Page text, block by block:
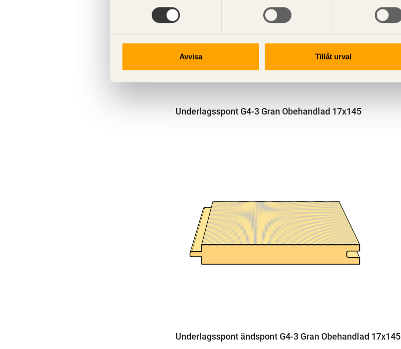
Avvisa Tillåt urval
Underlagsspont G4-3 Gran Obehandlad 17x145
Underlagsspont ändspont G4-3 Gran Obehandlad 17x145